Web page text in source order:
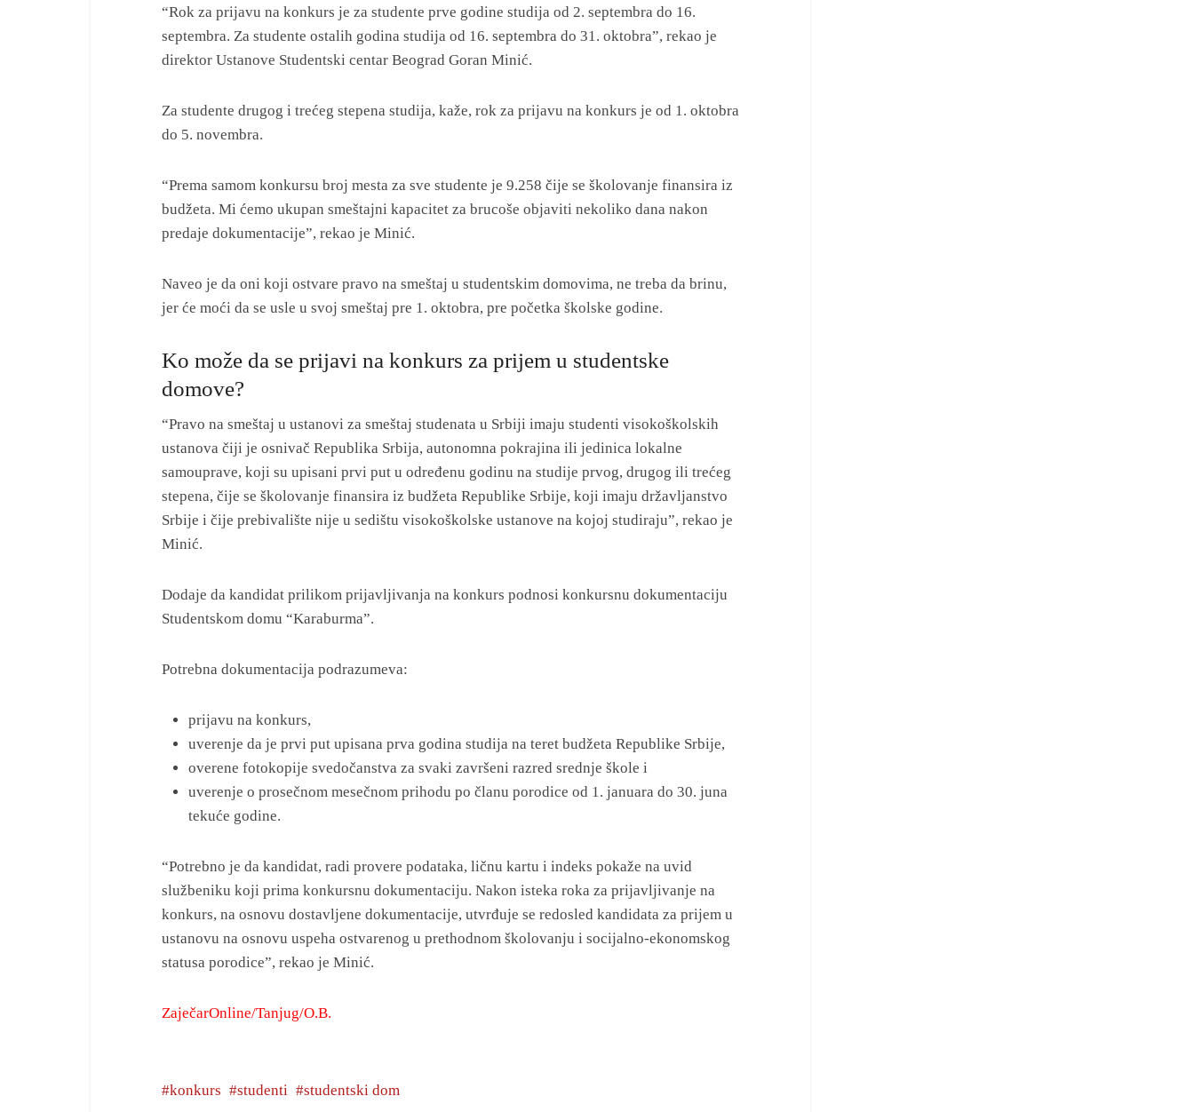
“Rok za prijavu na konkurs je za studente prve godine studija od 2. septembra do 16.
septembra. Za studente ostalih godina studija od 16. septembra do 31. oktobra”, rekao je
direktor Ustanove Studentski centar Beograd Goran Minić.
Za studente drugog i trećeg stepena studija, kaže, rok za prijavu na konkurs je od 1. oktobra
do 5. novembra.
“Prema samom konkursu broj mesta za sve studente je 9.258 čije se školovanje finansira iz
budžeta. Mi ćemo ukupan smeštajni kapacitet za brucoše objaviti nekoliko dana nakon
predaje dokumentacije”, rekao je Minić.
Naveo je da oni koji ostvare pravo na smeštaj u studentskim domovima, ne treba da brinu,
jer će moći da se usle u svoj smeštaj pre 1. oktobra, pre početka školske godine.
Ko može da se prijavi na konkurs za prijem u studentske
domove?
“Pravo na smeštaj u ustanovi za smeštaj studenata u Srbiji imaju studenti visokoškolskih
ustanova čiji je osnivač Republika Srbija, autonomna pokrajina ili jedinica lokalne
samouprave, koji su upisani prvi put u određenu godinu na studije prvog, drugog ili trećeg
stepena, čije se školovanje finansira iz budžeta Republike Srbije, koji imaju državljanstvo
Srbije i čije prebivalište nije u sedištu visokoškolske ustanove na kojoj studiraju”, rekao je
Minić.
Dodaje da kandidat prilikom prijavljivanja na konkurs podnosi konkursnu dokumentaciju
Studentskom domu “Karaburma”.
Potrebna dokumentacija podrazumeva:
prijavu na konkurs,
uverenje da je prvi put upisana prva godina studija na teret budžeta Republike Srbije,
overene fotokopije svedočanstva za svaki završeni razred srednje škole i
uverenje o prosečnom mesečnom prihodu po članu porodice od 1. januara do 30. juna
tekuće godine.
“Potrebno je da kandidat, radi provere podataka, ličnu kartu i indeks pokaže na uvid
službeniku koji prima konkursnu dokumentaciju. Nakon isteka roka za prijavljivanje na
konkurs, na osnovu dostavljene dokumentacije, utvrđuje se redosled kandidata za prijem u
ustanovu na osnovu uspeha ostvarenog u prethodnom školovanju i socijalno-ekonomskog
statusa porodice”, rekao je Minić.
ZaječarOnline/Tanjug/O.B.
konkurs studenti studentski dom